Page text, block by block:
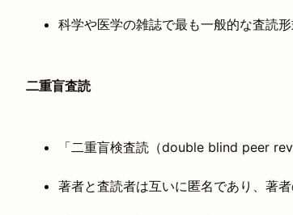
科学や医学の雑誌で最も一般的な査読
二重盲査読
「二重盲検査読（double blind peer
著者と査読者は互いに匿名であり、著